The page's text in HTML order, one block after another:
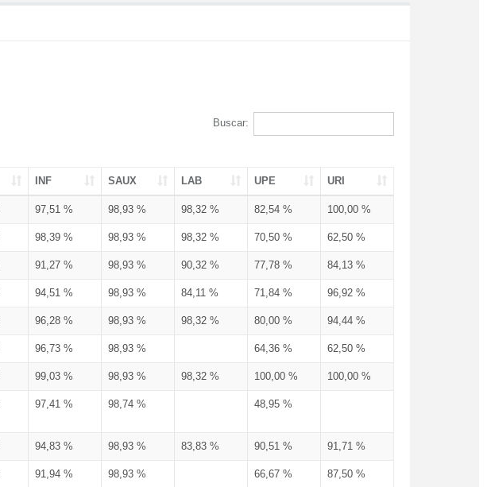
Buscar:
INF SAUX LAB UPE URI
97,51 % 98,93 % 98,32 % 82,54 % 100,00 %
98,39 % 98,93 % 98,32 % 70,50 % 62,50 %
91,27 % 98,93 % 90,32 % 77,78 % 84,13 %
94,51 % 98,93 % 84,11 % 71,84 % 96,92 %
96,28 % 98,93 % 98,32 % 80,00 % 94,44 %
96,73 % 98,93 % 64,36 % 62,50 %
99,03 % 98,93 % 98,32 % 100,00 % 100,00 %
97,41 % 98,74 % 48,95 %
94,83 % 98,93 % 83,83 % 90,51 % 91,71 %
91,94 % 98,93 % 66,67 % 87,50 %